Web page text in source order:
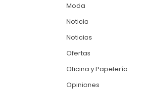
Moda
Noticia
Noticias
Ofertas
Oficina y Papelería
Opiniones